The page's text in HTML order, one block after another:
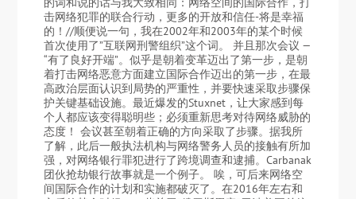
击网络犯罪的联合行动，更多的开放和信任-将是幸福
的！//顺便说一句，我在2002年和2003年的某个时候
首次使用了”互联网刑警组织”这个词。 并且那次会议 —
“有了良好开端”。似乎是朝着变革迈出了第一步，是朝
着打击网络恶意方面建立国际合作迈出的第一步，在最
高政治层面认识到局势的严重性，并要快速采取步骤保
护关键基础设施。最近爆发的Stuxnet，让大家感到每
个人都应该变得聪明些；必须重新思考对待网络威胁的
态度！ 会议甚至朝着正确的方向采取了步骤。据我所
了解，此后一般执法机构与网络警务人员的接触有所加
强，对网络银行罪犯进行了跨境调查和逮捕。Carbanak
团伙抢劫银行故事就是一个例子。 唉，可后来网络空
间国际合作的计划和实施都破灭了。在2016年左右和